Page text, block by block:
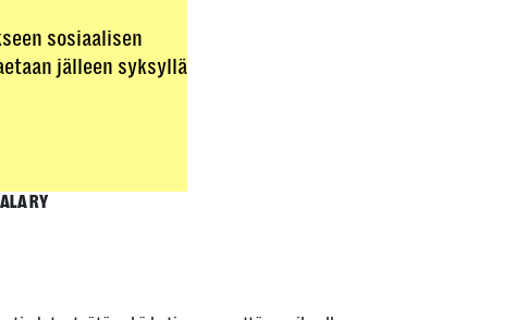
sosiaalisen
jälleen syksyllä
RY